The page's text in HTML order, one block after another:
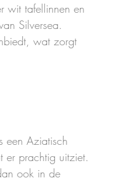
wit tafellinnen en
Silversea.
wat zorgt
een Aziatisch
er prachtig uitziet.
ook in de